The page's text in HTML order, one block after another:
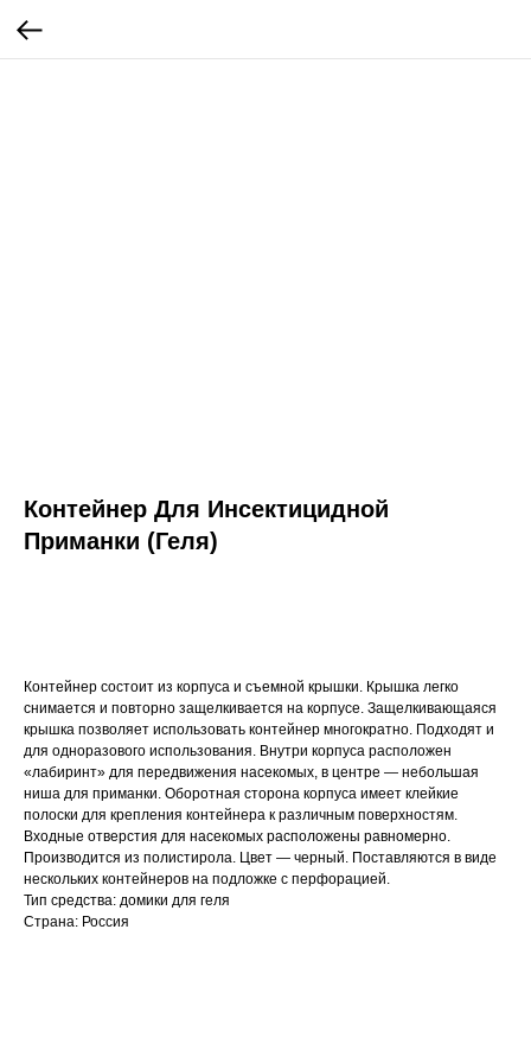
Контейнер Для Инсектицидной
Приманки (Геля)
Контейнер состоит из корпуса и съемной крышки. Крышка легко
снимается и повторно защелкивается на корпусе. Защелкивающаяся
крышка позволяет использовать контейнер многократно. Подходят и
для одноразового использования. Внутри корпуса расположен
«лабиринт» для передвижения насекомых, в центре — небольшая
ниша для приманки. Оборотная сторона корпуса имеет клейкие
полоски для крепления контейнера к различным поверхностям.
Входные отверстия для насекомых расположены равномерно.
Производится из полистирола. Цвет — черный. Поставляются в виде
нескольких контейнеров на подложке с перфорацией.
Тип средства: домики для геля
Страна: Россия